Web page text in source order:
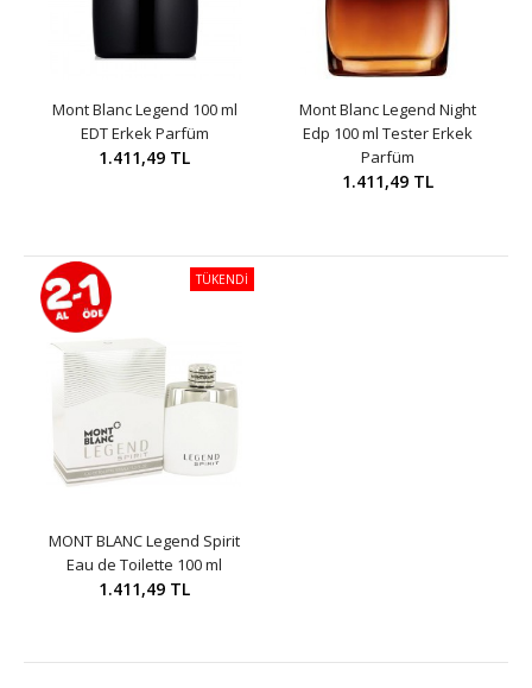
Mont Blanc Legend 100 ml
EDT Erkek Parfüm
1.411,49 TL
Mont Blanc Legend Night
Edp 100 ml Tester Erkek
Parfüm
1.411,49 TL
TÜKENDİ
MONT BLANC Legend Spirit
Eau de Toilette 100 ml
1.411,49 TL